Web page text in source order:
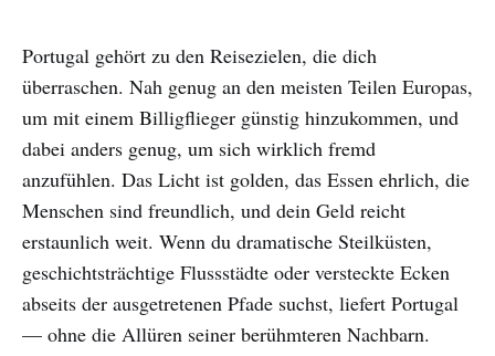
Portugal gehört zu den Reisezielen, die dich
überraschen. Nah genug an den meisten Teilen Europas,
um mit einem Billigflieger günstig hinzukommen, und
dabei anders genug, um sich wirklich fremd
anzufühlen. Das Licht ist golden, das Essen ehrlich, die
Menschen sind freundlich, und dein Geld reicht
erstaunlich weit. Wenn du dramatische Steilküsten,
geschichtsträchtige Flussstädte oder versteckte Ecken
abseits der ausgetretenen Pfade suchst, liefert Portugal
— ohne die Allüren seiner berühmteren Nachbarn.